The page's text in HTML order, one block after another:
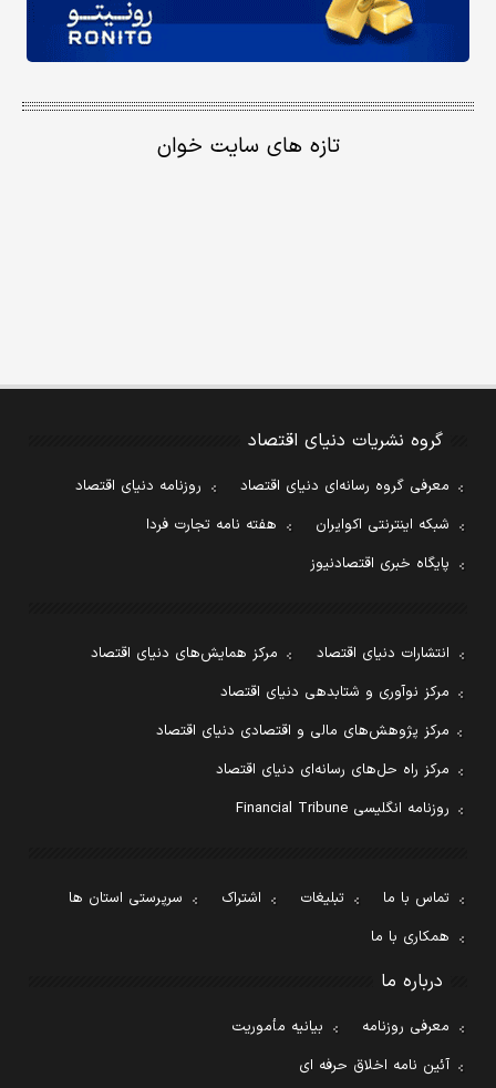
تازه های سایت خوان
گروه نشریات دنیای اقتصاد
معرفی گروه رسانه‌ای دنیای اقتصاد
روزنامه دنیای اقتصاد
شبکه اینترنتی اکوایران
هفته نامه تجارت فردا
پایگاه خبری اقتصادنیوز
انتشارات دنیای اقتصاد
مرکز همایش‌های دنیای اقتصاد
مرکز نوآوری و شتابدهی دنیای اقتصاد
مرکز پژوهش‌های مالی و اقتصادی دنیای اقتصاد
مرکز راه حل‌های رسانه‌ای دنیای اقتصاد
روزنامه انگلیسی Financial Tribune
تماس با ما تبلیغات اشتراک
سرپرستی استان ها
همکاری با ما
درباره ما
معرفی روزنامه
بیانیه مأموریت
آئین نامه اخلاق حرفه ای